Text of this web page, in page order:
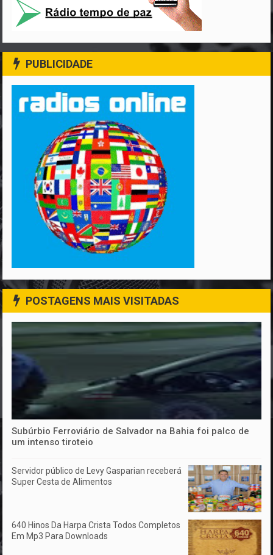
PUBLICIDADE
POSTAGENS MAIS VISITADAS
Subúrbio Ferroviário de Salvador na Bahia foi palco de
um intenso tiroteio
Servidor público de Levy Gasparian receberá
Super Cesta de Alimentos
640 Hinos Da Harpa Crista Todos Completos
Em Mp3 Para Downloads